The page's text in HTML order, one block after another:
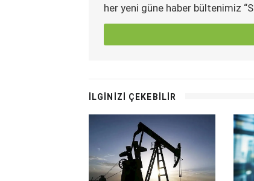
her yeni güne haber bültenimiz
İLGİNİZİ ÇEKEBİLİR